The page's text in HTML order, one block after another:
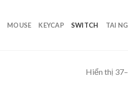
MOUSE KEYCAP SWITCH TAI
Hiển thị